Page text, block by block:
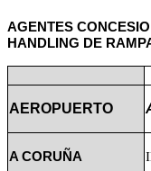
AGENTES
HANDLING DE
AEROPUERTO
A CORUÑA